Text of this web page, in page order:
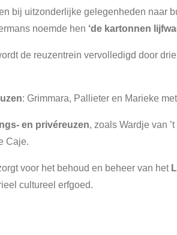
bij uitzonderlijke gelegenheden naar
noemde hen ‘de kartonnen
de reuzentrein vervolledigd door drie
: Grimmara, Pallieter en Marieke
en privéreuzen, zoals Wardje van
Caje.
voor het behoud en beheer van het
cultureel erfgoed.